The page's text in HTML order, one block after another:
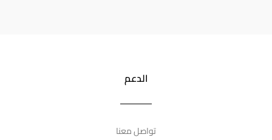
الدعم
تواصل معنا